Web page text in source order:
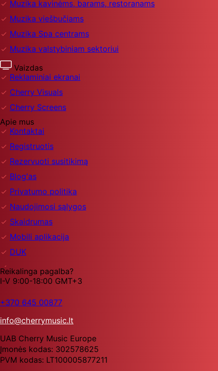
Muzika kavinėms, barams, restoranams
Muzika viešbučiams
Muzika Spa centrams
Muzika valstybiniam sektoriui
Vaizdas
Reklaminiai ekranai
Cherry Visuals
Cherry Screens
Apie mus
Kontaktai
Registruotis
Rezervuoti susitikimą
Blog'as
Privatumo politika
Naudojimosi sąlygos
Skaidrumas
Mobili aplikacija
DUK
Reikalinga pagalba?
I-V 9:00-18:00 GMT+3
+370 645 00877
info@cherrymusic.lt
UAB Cherry Music Europe
Įmonės kodas: 302578625
PVM kodas: LT100005877211